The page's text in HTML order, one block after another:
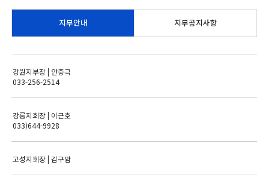
지부안내 지부공지사항
강원지부장 | 안중극
033-256-2514
강릉지회장 | 이근호
033)644-9928
고성지회장 | 김구암